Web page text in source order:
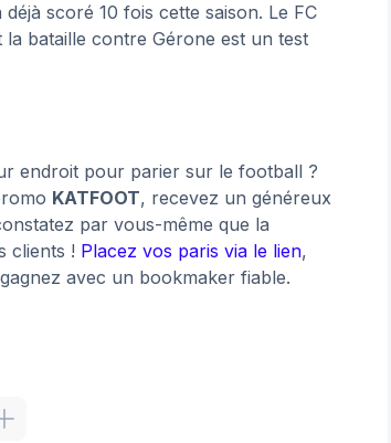
scoré 10 fois cette saison. Le FC
bataille contre Gérone est un test
endroit pour parier sur le football ?
KATFOOT, recevez un généreux
par vous-même que la
clients ! Placez vos paris via le lien,
avec un bookmaker fiable.